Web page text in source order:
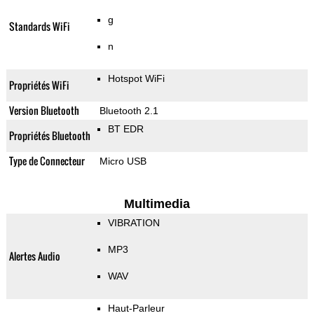
Standards WiFi g
n
Propriétés WiFi Hotspot WiFi
Version Bluetooth Bluetooth 2.1
Propriétés Bluetooth BT EDR
Type de Connecteur Micro USB
Multimedia
Alertes Audio
VIBRATION
MP3
WAV
Haut-Parleur